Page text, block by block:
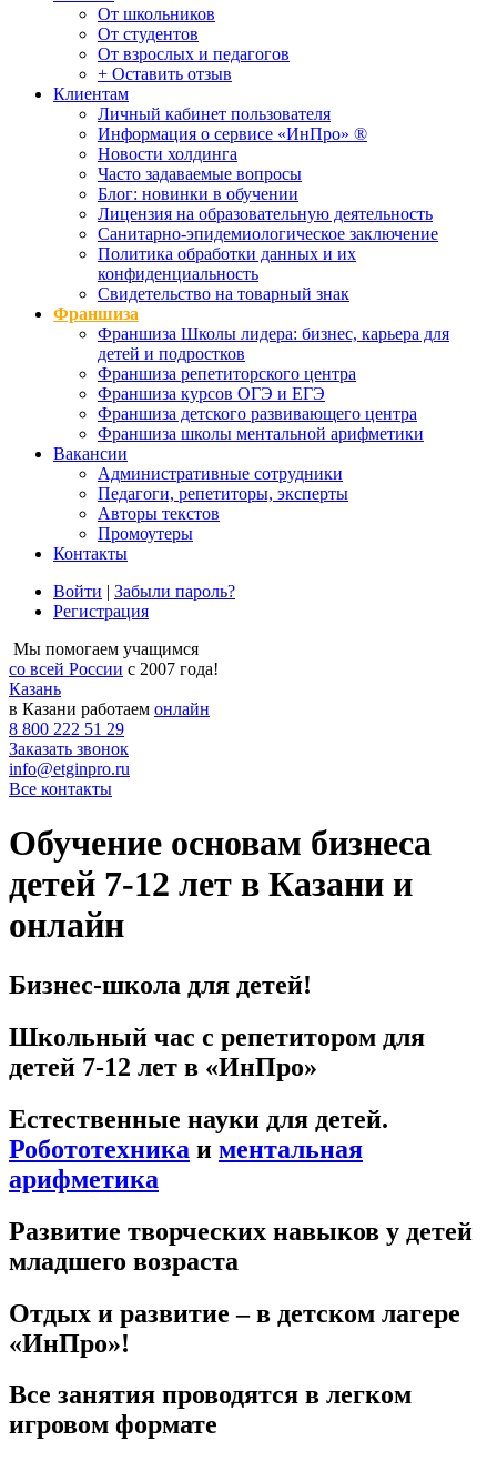
От школьников
От студентов
От взрослых и педагогов
+ Оставить отзыв
Клиентам
Личный кабинет пользователя
Информация о сервисе «ИнПро» ®
Новости холдинга
Часто задаваемые вопросы
Блог: новинки в обучении
Лицензия на образовательную деятельность
Санитарно-эпидемиологическое заключение
Политика обработки данных и их
конфиденциальность
Свидетельство на товарный знак
Франшиза
Франшиза Школы лидера: бизнес, карьера для
детей и подростков
Франшиза репетиторского центра
Франшиза курсов ОГЭ и ЕГЭ
Франшиза детского развивающего центра
Франшиза школы ментальной арифметики
Вакансии
Административные сотрудники
Педагоги, репетиторы, эксперты
Авторы текстов
Промоутеры
Контакты
Войти | Забыли пароль?
Регистрация
Мы помогаем учащимся
со всей России с 2007 года!
Казань
в Казани работаем онлайн
8 800 222 51 29
Заказать звонок
info@etginpro.ru
Все контакты
Обучение основам бизнеса
детей 7-12 лет в Казани и
онлайн
Бизнес-школа для детей!
Школьный час с репетитором для
детей 7-12 лет в «ИнПро»
Естественные науки для детей.
Робототехника и ментальная
арифметика
Развитие творческих навыков у детей
младшего возраста
Отдых и развитие – в детском лагере
«ИнПро»!
Все занятия проводятся в легком
игровом формате